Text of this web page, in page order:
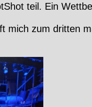
teil. Ein
mich zum dritten